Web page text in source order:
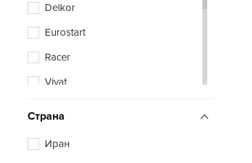
Delkor
Eurostart
Racer
Vivat
Страна
Иран